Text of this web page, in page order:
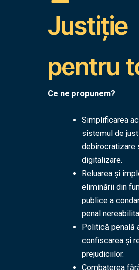
Justiție
pentru
Ce ne propunem?
Simplificarea
sistemul de
debirocratizare
digitalizare.
Reluarea și
eliminării din
publice a
penal
Politică penală
confiscarea și
prejudiciilor.
Combaterea